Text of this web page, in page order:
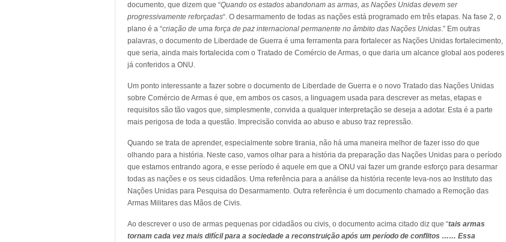
documento, que dizem que “Quando os estados abandonam as armas, as Nações Unidas devem ser
progressivamente reforçadas“. O desarmamento de todas as nações está programado em três etapas. Na fase 2, o
plano é a “criação de uma força de paz internacional permanente no âmbito das Nações Unidas.” Em outras
palavras, o documento de Liberdade de Guerra é uma ferramenta para fortalecer as Nações Unidas fortalecimento,
que seria, ainda mais fortalecida com o Tratado de Comércio de Armas, o que daria um alcance global aos poderes
já conferidos a ONU.
Um ponto interessante a fazer sobre o documento de Liberdade de Guerra e o novo Tratado das Nações Unidas
sobre Comércio de Armas é que, em ambos os casos, a linguagem usada para descrever as metas, etapas e
requisitos são tão vagos que, simplesmente, convida a qualquer interpretação se deseja a adotar. Esta é a parte
mais perigosa de toda a questão. Imprecisão convida ao abuso e abuso traz repressão.
Quando se trata de aprender, especialmente sobre tirania, não há uma maneira melhor de fazer isso do que
olhando para a história. Neste caso, vamos olhar para a história da preparação das Nações Unidas para o período
que estamos entrando agora, e esse período é aquele em que a ONU vai fazer um grande esforço para desarmar
todas as nações e os seus cidadãos. Uma referência para a análise da história recente leva-nos ao Instituto das
Nações Unidas para Pesquisa do Desarmamento. Outra referência é um documento chamado a Remoção das
Armas Militares das Mãos de Civis.
Ao descrever o uso de armas pequenas por cidadãos ou civis, o documento acima citado diz que “tais armas
tornam cada vez mais difícil para a sociedade a reconstruição após um período de conflitos …… Essa